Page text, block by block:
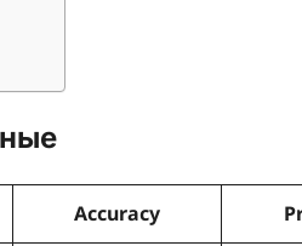
Accuracy